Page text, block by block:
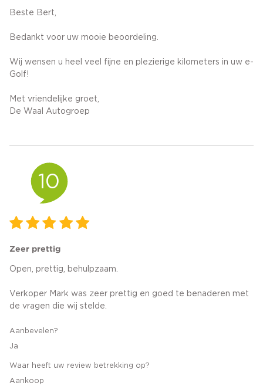
Beste Bert,
Bedankt voor uw mooie beoordeling.
Wij wensen u heel veel fijne en plezierige kilometers in uw e-
Golf!
Met vriendelijke groet,
De Waal Autogroep
10
Zeer prettig
Open, prettig, behulpzaam.
Verkoper Mark was zeer prettig en goed te benaderen met
de vragen die wij stelde.
Aanbevelen?
Ja
Waar heeft uw review betrekking op?
Aankoop